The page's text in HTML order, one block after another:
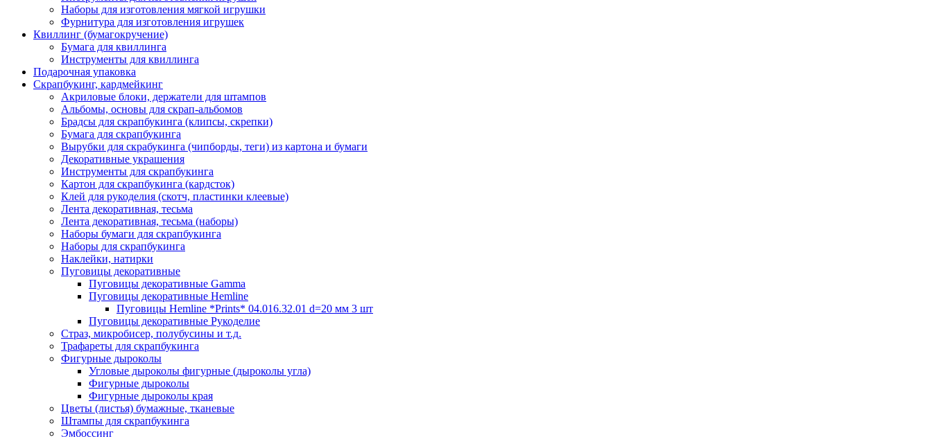
Наборы для изготовления мягкой игрушки
Фурнитура для изготовления игрушек
Квиллинг (бумагокручение)
Бумага для квиллинга
Инструменты для квиллинга
Подарочная упаковка
Скрапбукинг, кардмейкинг
Акриловые блоки, держатели для штампов
Альбомы, основы для скрап-альбомов
Брадсы для скрапбукинга (клипсы, скрепки)
Бумага для скрапбукинга
Вырубки для скрабукинга (чипборды, теги) из картона и бумаги
Декоративные украшения
Инструменты для скрапбукинга
Картон для скрапбукинга (кардсток)
Клей для рукоделия (скотч, пластинки клеевые)
Лента декоративная, тесьма
Лента декоративная, тесьма (наборы)
Наборы бумаги для скрапбукинга
Наборы для скрапбукинга
Наклейки, натирки
Пуговицы декоративные
Пуговицы декоративные Gamma
Пуговицы декоративные Hemline
Пуговицы Hemline *Prints* 04.016.32.01 d=20 мм 3 шт
Пуговицы декоративные Рукоделие
Страз, микробисер, полубусины и т.д.
Трафареты для скрапбукинга
Фигурные дыроколы
Угловые дыроколы фигурные (дыроколы угла)
Фигурные дыроколы
Фигурные дыроколы края
Цветы (листья) бумажные, тканевые
Штампы для скрапбукинга
Эмбоссинг